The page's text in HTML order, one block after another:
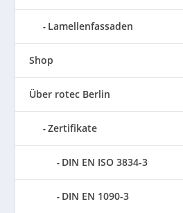
Lamellenfassaden
Shop
Über rotec Berlin
Zertifikate
DIN EN ISO 3834-3
DIN EN 1090-3